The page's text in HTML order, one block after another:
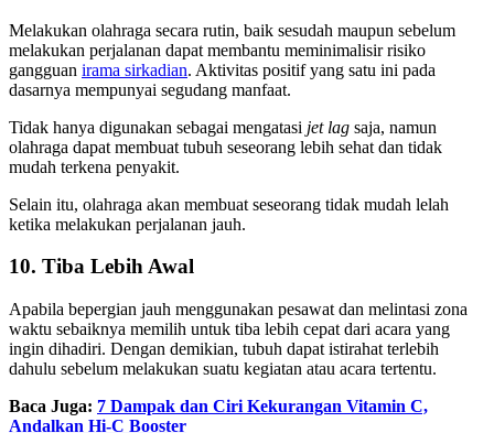
Melakukan olahraga secara rutin, baik sesudah maupun sebelum
melakukan perjalanan dapat membantu meminimalisir risiko
gangguan irama sirkadian. Aktivitas positif yang satu ini pada
dasarnya mempunyai segudang manfaat.
Tidak hanya digunakan sebagai mengatasi jet lag saja, namun
olahraga dapat membuat tubuh seseorang lebih sehat dan tidak
mudah terkena penyakit.
Selain itu, olahraga akan membuat seseorang tidak mudah lelah
ketika melakukan perjalanan jauh.
10. Tiba Lebih Awal
Apabila bepergian jauh menggunakan pesawat dan melintasi zona
waktu sebaiknya memilih untuk tiba lebih cepat dari acara yang
ingin dihadiri. Dengan demikian, tubuh dapat istirahat terlebih
dahulu sebelum melakukan suatu kegiatan atau acara tertentu.
Baca Juga: 7 Dampak dan Ciri Kekurangan Vitamin C,
Andalkan Hi-C Booster